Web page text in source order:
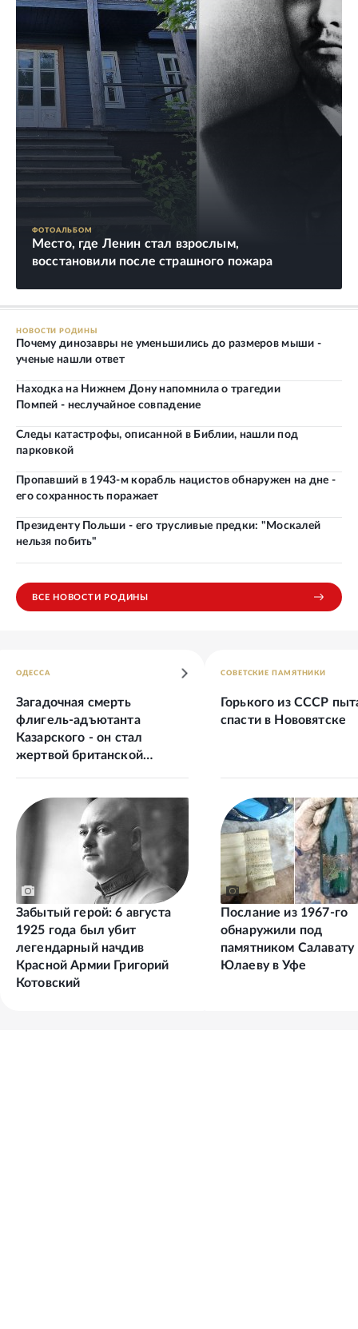
ФОТОАЛЬБОМ
Место, где Ленин стал взрослым,
восстановили после страшного пожара
НОВОСТИ РОДИНЫ
Почему динозавры не уменьшились до размеров мыши -
ученые нашли ответ
Находка на Нижнем Дону напомнила о трагедии
Помпей - неслучайное совпадение
Следы катастрофы, описанной в Библии, нашли под
парковкой
Пропавший в 1943-м корабль нацистов обнаружен на дне -
его сохранность поражает
Президенту Польши - его трусливые предки: "Москалей
нельзя побить"
ВСЕ НОВОСТИ РОДИНЫ
ОДЕССА
Загадочная смерть
флигель-адъютанта
Казарского - он стал
жертвой британской
Забытый герой: 6 августа
1925 года был убит
легендарный начдив
Красной Армии Григорий
Котовский
СОВЕТСКИЕ ПАМЯТНИКИ
Горького из СССР
спасти в Нововятске
Послание из 1967-го
обнаружили под
памятником Салавату
Юлаеву в Уфе